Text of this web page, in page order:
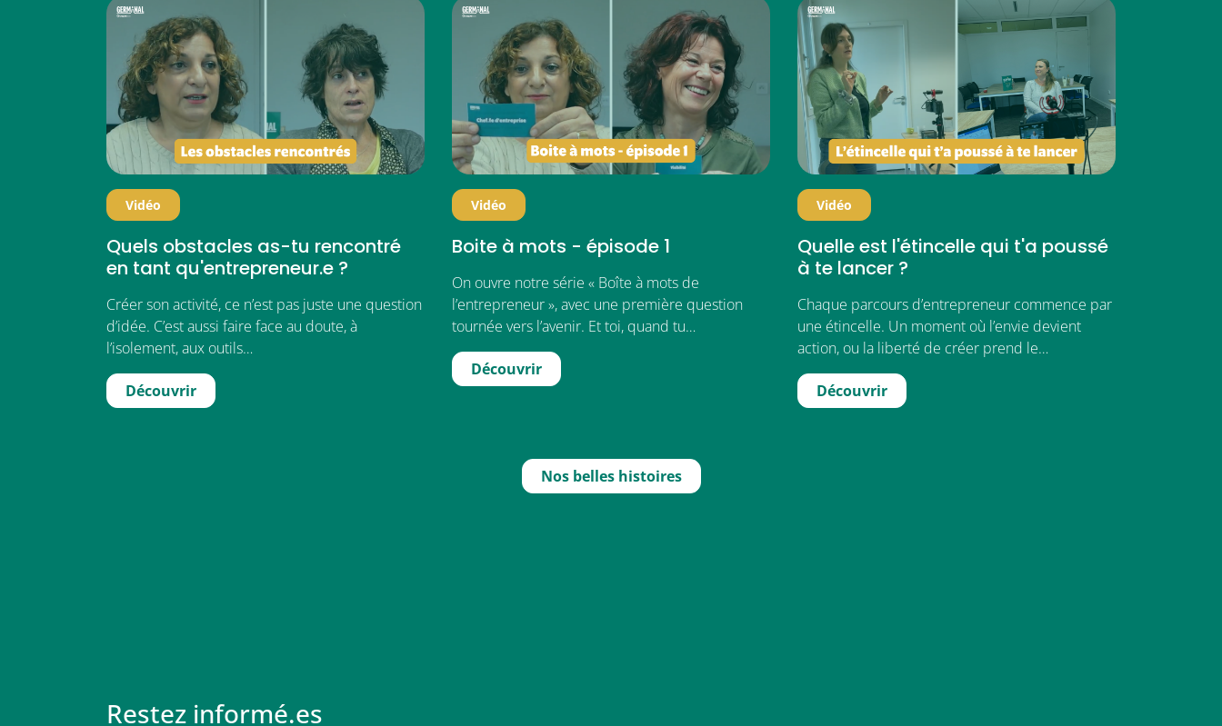
Vidéo
Quels obstacles as-tu rencontré
en tant qu'entrepreneur.e ?
Créer son activité, ce n’est pas juste une question
d’idée. C’est aussi faire face au doute, à
l’isolement, aux outils…
Découvrir
Vidéo
Boite à mots - épisode 1
On ouvre notre série « Boîte à mots de
l’entrepreneur », avec une première question
tournée vers l’avenir. Et toi, quand tu…
Découvrir
Vidéo
Quelle est l'étincelle qui t'a poussé
à te lancer ?
Chaque parcours d’entrepreneur commence par
une étincelle. Un moment où l’envie devient
action, ou la liberté de créer prend le…
Découvrir
Nos belles histoires
Restez informé.es